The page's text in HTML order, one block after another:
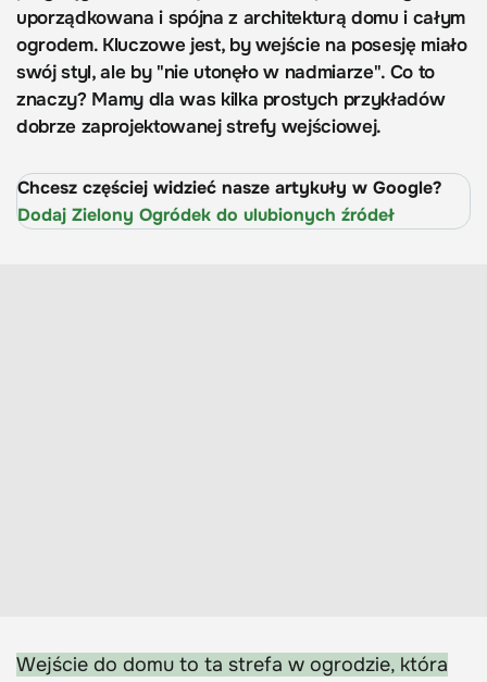
uporządkowana i spójna z architekturą domu i całym
ogrodem. Kluczowe jest, by wejście na posesję miało
swój styl, ale by "nie utonęło w nadmiarze". Co to
znaczy? Mamy dla was kilka prostych przykładów
dobrze zaprojektowanej strefy wejściowej.
Chcesz częściej widzieć nasze artykuły w Google?
Dodaj Zielony Ogródek do ulubionych źródeł
Wejście do domu to ta strefa w ogrodzie, która